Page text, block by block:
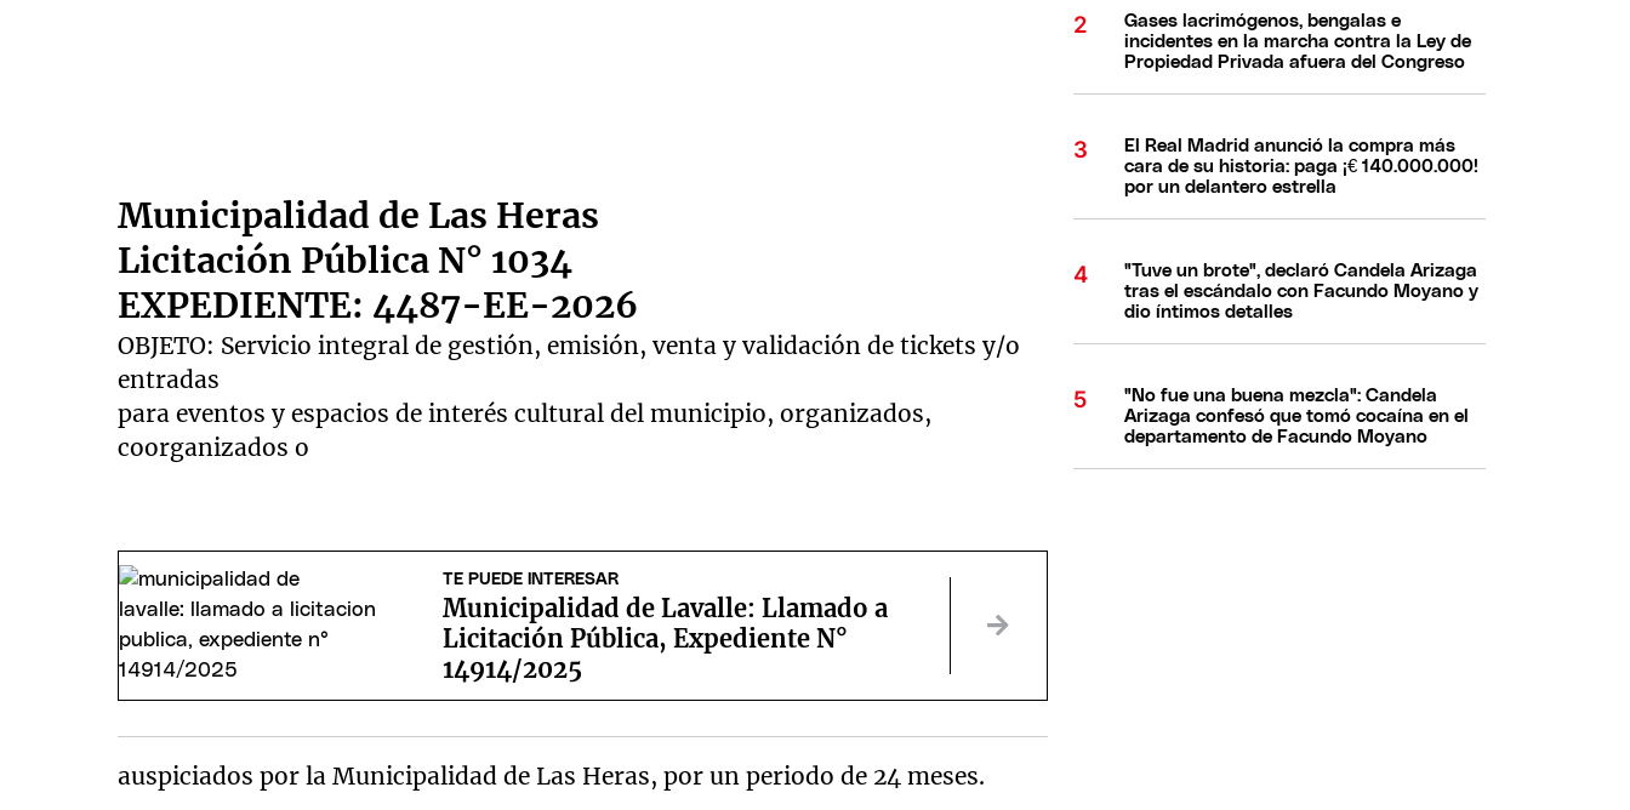
Municipalidad de Las Heras
Licitación Pública N° 1034
EXPEDIENTE: 4487-EE-2026
OBJETO: Servicio integral de gestión, emisión, venta y validación de tickets y/o
entradas
para eventos y espacios de interés cultural del municipio, organizados,
coorganizados o
TE PUEDE INTERESAR
Municipalidad de Lavalle: Llamado a
Licitación Pública, Expediente N°
14914/2025
auspiciados por la Municipalidad de Las Heras, por un periodo de 24 meses.
Gases lacrimógenos, bengalas e
incidentes en la marcha contra la Ley de
Propiedad Privada afuera del Congreso
El Real Madrid anunció la compra más
cara de su historia: paga ¡€ 140.000.000!
por un delantero estrella
"Tuve un brote", declaró Candela Arizaga
tras el escándalo con Facundo Moyano y
dio íntimos detalles
"No fue una buena mezcla": Candela
Arizaga confesó que tomó cocaína en el
departamento de Facundo Moyano